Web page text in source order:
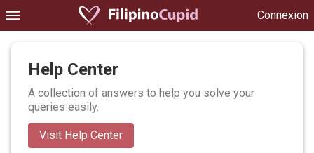
Connexion
Help Center
A collection of answers to help you solve your
queries easily.
Visit Help Center